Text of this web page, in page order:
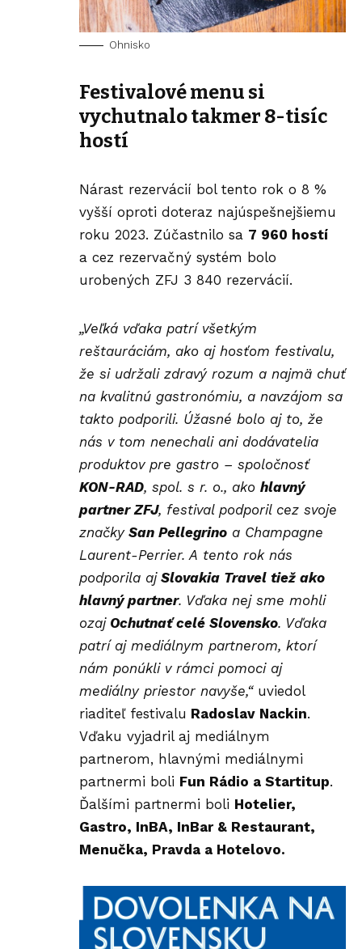
Ohnisko
Festivalové menu si
vychutnalo takmer 8-tisíc
hostí
Nárast rezervácií bol tento rok o 8 %
vyšší oproti doteraz najúspešnejšiemu
roku 2023. Zúčastnilo sa 7 960 hostí
a cez rezervačný systém bolo
urobených ZFJ 3 840 rezervácií.
„Veľká vďaka patrí všetkým
reštauráciám, ako aj hosťom festivalu,
že si udržali zdravý rozum a najmä chuť
na kvalitnú gastronómiu, a navzájom sa
takto podporili. Úžasné bolo aj to, že
nás v tom nenechali ani dodávatelia
produktov pre gastro – spoločnosť
KON-RAD, spol. s r. o., ako hlavný
partner ZFJ, festival podporil cez svoje
značkySan Pellegrino a Champagne
Laurent-Perrier. A tento rok nás
podporila aj Slovakia Travel tiež ako
hlavný partner. Vďaka nej sme mohli
ozajOchutnať celé Slovensko. Vďaka
patrí aj mediálnym partnerom, ktorí
nám ponúkli v rámci pomoci aj
mediálny priestor navyše,“uviedol
riaditeľ festivalu Radoslav Nackin.
Vďaku vyjadril aj mediálnym
partnerom, hlavnými mediálnymi
partnermi boli Fun Rádio a Startitup.
Ďalšími partnermi boli Hotelier,
Gastro, InBA, InBar & Restaurant,
Menučka, Pravda a Hotelovo.